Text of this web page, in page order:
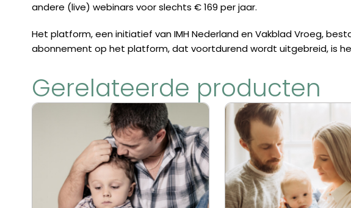
andere (live) webinars voor slechts € 169 per jaar.
Het platform, een initiatief van IMH Nederland en Vakblad Vroeg,
abonnement op het platform, dat voortdurend wordt uitgebreid, is
Gerelateerde producten